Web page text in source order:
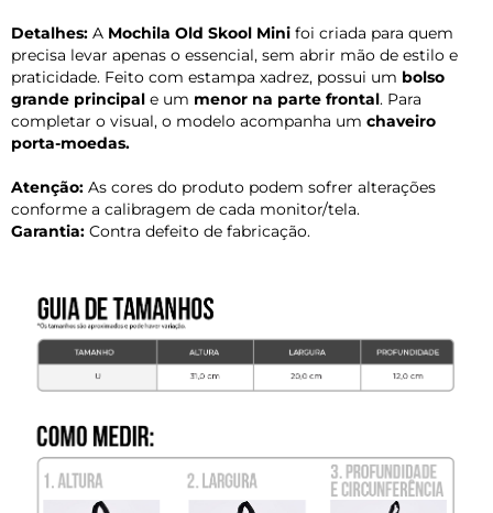
Detalhes: A Mochila Old Skool Mini foi criada para quem
precisa levar apenas o essencial, sem abrir mão de estilo e
praticidade. Feito com estampa xadrez, possui um bolso
grande principal e um menor na parte frontal. Para
completar o visual, o modelo acompanha um chaveiro
porta-moedas.
Atenção: As cores do produto podem sofrer alterações
conforme a calibragem de cada monitor/tela.
Garantia: Contra defeito de fabricação.